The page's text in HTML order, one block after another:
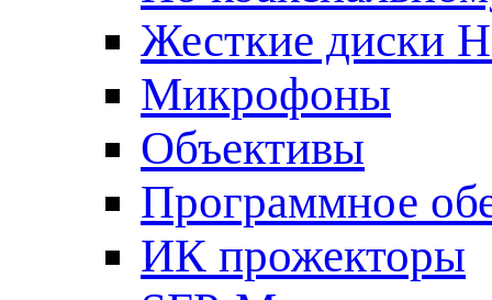
Жесткие диски
Микрофоны
Объективы
Программное
ИК прожекторы